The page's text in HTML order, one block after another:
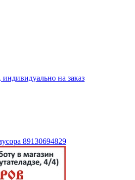
на заказ
89130694829